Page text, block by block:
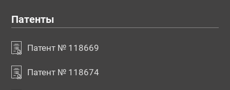
Патенты
Патент № 118669
Патент № 118674